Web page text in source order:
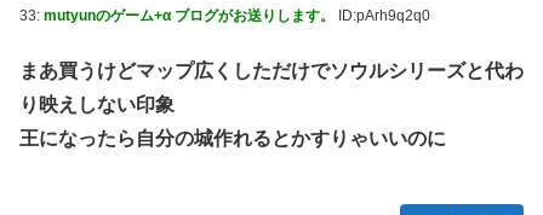
33: mutyunのゲーム+α ブログがお送りします。 ID:pArh9q2q0
まあ買うけどマップ広くしただけでソウルシリーズと代わ
り映えしない印象
王になったら自分の城作れるとかすりゃいいのに